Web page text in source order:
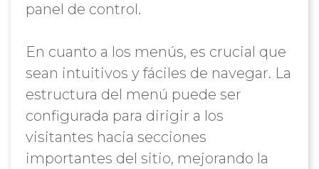
panel de control.
En cuanto a los menús, es crucial que
sean intuitivos y fáciles de navegar. La
estructura del menú puede ser
configurada para dirigir a los
visitantes hacia secciones
importantes del sitio, mejorando la